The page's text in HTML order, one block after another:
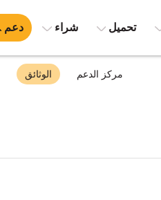
تحميل شراء دعم
مركز الدعم الوثائق